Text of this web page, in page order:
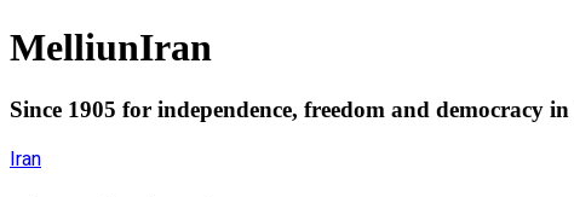
MelliunIran
Since 1905 for independence, freedom and democracy in
Iran